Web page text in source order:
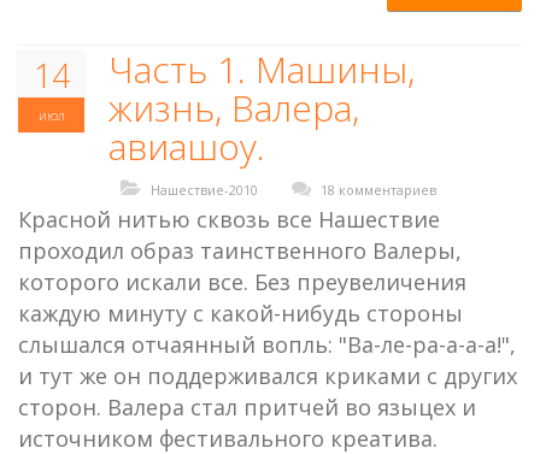
14
июл
Часть 1. Машины,
жизнь, Валера,
авиашоу.
Нашествие-2010 18 комментариев
Красной нитью сквозь все Нашествие
проходил образ таинственного Валеры,
которого искали все. Без преувеличения
каждую минуту с какой-нибудь стороны
слышался отчаянный вопль: "Ва-ле-ра-а-а-а!",
и тут же он поддерживался криками с других
сторон. Валера стал притчей во языцех и
источником фестивального креатива.